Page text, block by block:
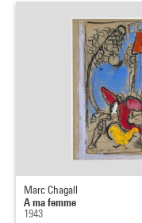
Marc Chagall
A ma femme
1943